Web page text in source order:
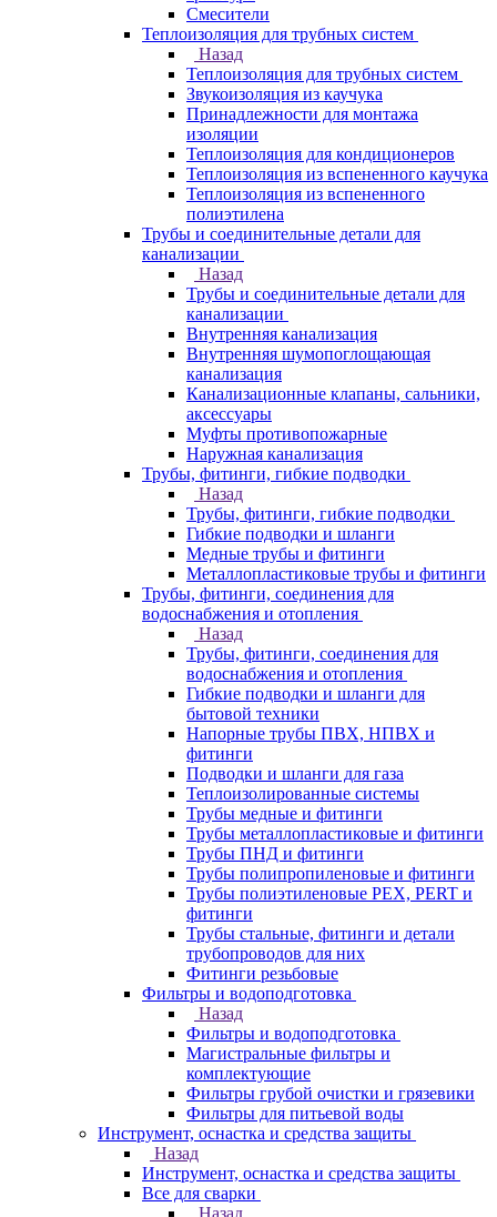
Смесители
Теплоизоляция для трубных систем
Назад
Теплоизоляция для трубных систем
Звукоизоляция из каучука
Принадлежности для монтажа
изоляции
Теплоизоляция для кондиционеров
Теплоизоляция из вспененного каучука
Теплоизоляция из вспененного
полиэтилена
Трубы и соединительные детали для
канализации
Назад
Трубы и соединительные детали для
канализации
Внутренняя канализация
Внутренняя шумопоглощающая
канализация
Канализационные клапаны, сальники,
аксессуары
Муфты противопожарные
Наружная канализация
Трубы, фитинги, гибкие подводки
Назад
Трубы, фитинги, гибкие подводки
Гибкие подводки и шланги
Медные трубы и фитинги
Металлопластиковые трубы и фитинги
Трубы, фитинги, соединения для
водоснабжения и отопления
Назад
Трубы, фитинги, соединения для
водоснабжения и отопления
Гибкие подводки и шланги для
бытовой техники
Напорные трубы ПВХ, НПВХ и
фитинги
Подводки и шланги для газа
Теплоизолированные системы
Трубы медные и фитинги
Трубы металлопластиковые и фитинги
Трубы ПНД и фитинги
Трубы полипропиленовые и фитинги
Трубы полиэтиленовые PEX, PERT и
фитинги
Трубы стальные, фитинги и детали
трубопроводов для них
Фитинги резьбовые
Фильтры и водоподготовка
Назад
Фильтры и водоподготовка
Магистральные фильтры и
комплектующие
Фильтры грубой очистки и грязевики
Фильтры для питьевой воды
Инструмент, оснастка и средства защиты
Назад
Инструмент, оснастка и средства защиты
Все для сварки
Назад